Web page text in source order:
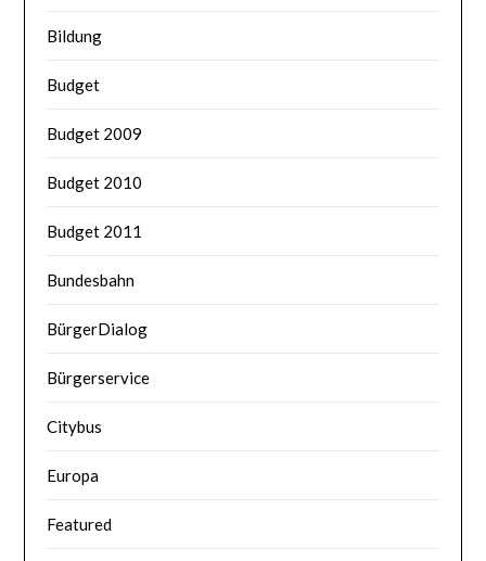
Bildung
Budget
Budget 2009
Budget 2010
Budget 2011
Bundesbahn
BürgerDialog
Bürgerservice
Citybus
Europa
Featured